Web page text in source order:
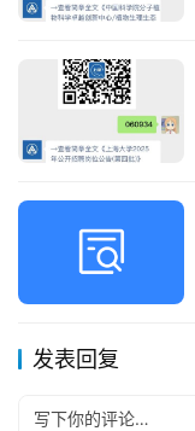
发表回复